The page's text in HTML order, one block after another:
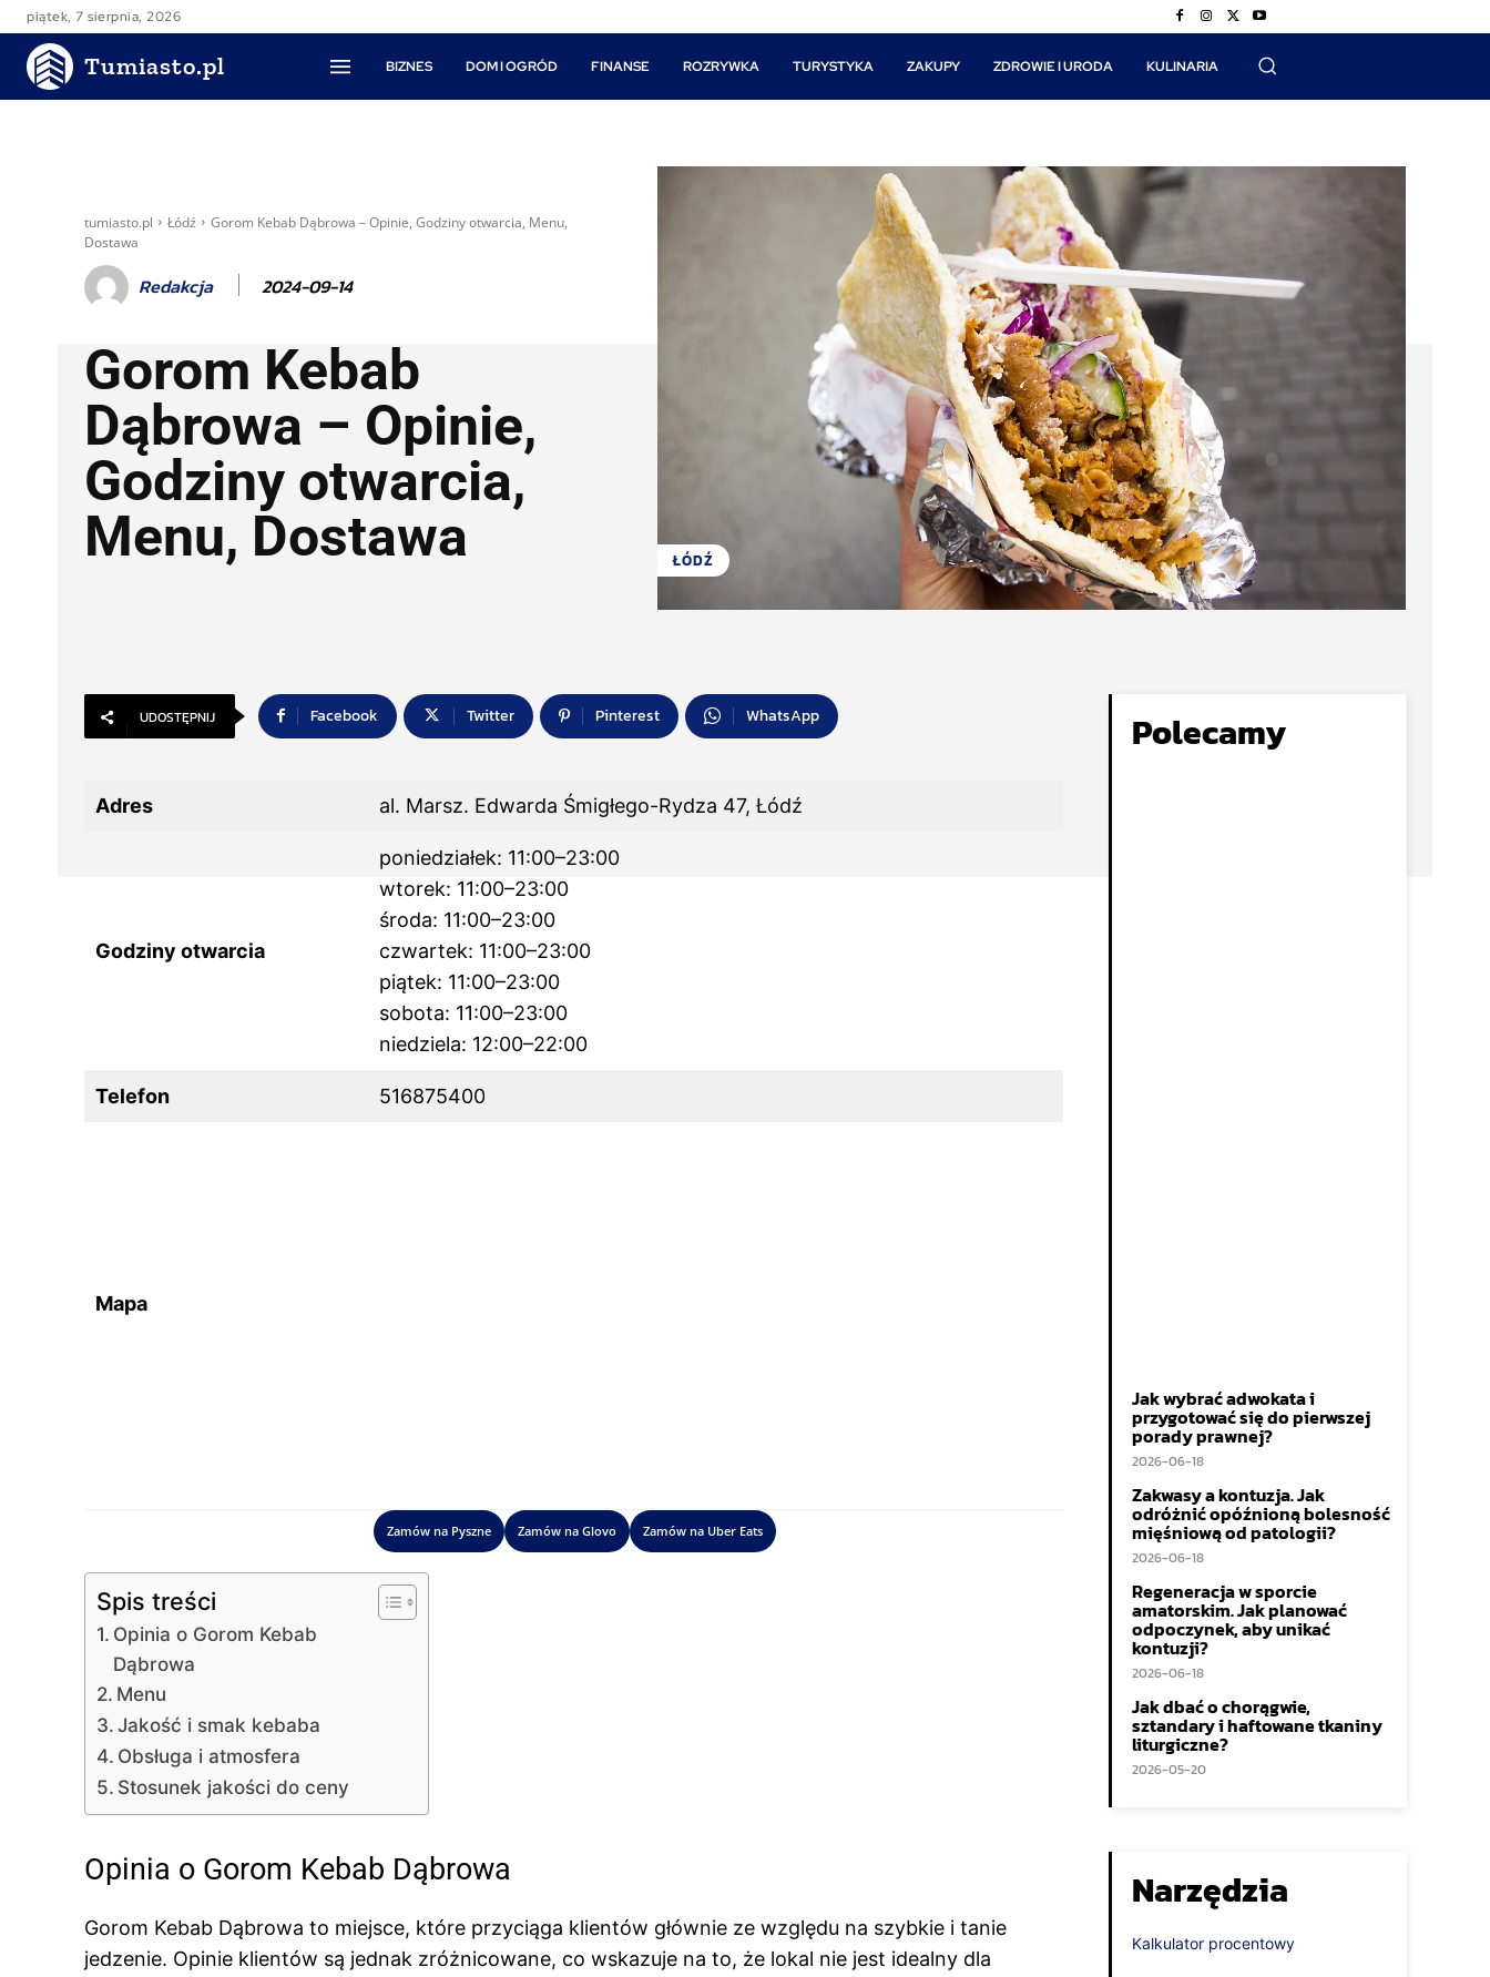
piątek, 7 sierpnia, 2026
Tumiasto.pl BIZNES DOM I OGRÓD FINANSE ROZRYWKA TURYSTYKA ZAKUPY ZDROWIE I URODA KULINARIA
tumiasto.pl Łódź
Gorom Kebab Dąbrowa – Opinie, Godziny otwarcia, Menu,
Dostawa
Redakcja 2024-09-14
Gorom Kebab
Dąbrowa – Opinie,
Godziny otwarcia,
Menu, Dostawa
ŁÓDŹ
UDOSTĘPNIJ Facebook Twitter Pinterest WhatsApp
Adres al. Marsz. Edwarda Śmigłego-Rydza 47, Łódź
Godziny otwarcia
poniedziałek: 11:00–23:00
wtorek: 11:00–23:00
środa: 11:00–23:00
czwartek: 11:00–23:00
piątek: 11:00–23:00
sobota: 11:00–23:00
niedziela: 12:00–22:00
Telefon 516875400
Mapa
Zamów na Pyszne Zamów na Glovo Zamów na Uber Eats
Spis treści
Opinia o Gorom Kebab
Dąbrowa
Menu
Jakość i smak kebaba
Obsługa i atmosfera
Stosunek jakości do ceny
Opinia o Gorom Kebab Dąbrowa
Gorom Kebab Dąbrowa to miejsce, które przyciąga klientów głównie ze względu na szybkie i tanie
jedzenie. Opinie klientów są jednak zróżnicowane, co wskazuje na to, że lokal nie jest idealny dla
Polecamy
Jak wybrać adwokata i
przygotować się do pierwszej
porady prawnej?
2026-06-18
Zakwasy a kontuzja. Jak
odróżnić opóźnioną bolesność
mięśniową od patologii?
2026-06-18
Regeneracja w sporcie
amatorskim. Jak planować
odpoczynek, aby unikać
kontuzji?
2026-06-18
Jak dbać o chorągwie,
sztandary i haftowane tkaniny
liturgiczne?
2026-05-20
Narzędzia
Kalkulator procentowy